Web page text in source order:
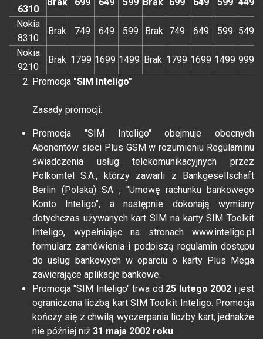
6310
Nokia
8310
Brak 749 649 599 Brak 749 649 599 549
Nokia
9210
Brak 1799 1699 1499 Brak 1799 1699 1499 999
Promocja "SIM Inteligo"
Zasady promocji:
Promocja "SIM Inteligo" obejmuje obecnych
Abonentów sieci Plus GSM w rozumieniu Regulaminu
świadczenia usług telekomunikacyjnych przez
Polkomtel S.A., którzy zawarli z Bankgesellschaft
Berlin (Polska) SA , "Umowę rachunku bankowego
Konto Inteligo", a następnie dokonają wymiany
dotychczas używanych kart SIM na karty SIM Toolkit
Inteligo, wypełniając na stronach www.inteligo.pl
formularz zamówienia i podpiszą regulamin dostępu
do usług bankowych w oparciu o karty Plus Mega
zawierające aplikacje bankowe.
Promocja "SIM Inteligo" trwa od 25 lutego 2002 i jest
ograniczona liczbą kart SIM Toolkit Inteligo. Promocja
kończy się z chwilą wyczerpania liczby kart, jednakże
nie później niż 31 maja 2002 roku.